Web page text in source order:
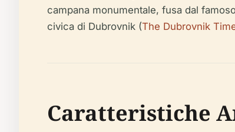
campana monumentale, fusa dal
civica di Dubrovnik (The Dubrovnik
Caratteristiche